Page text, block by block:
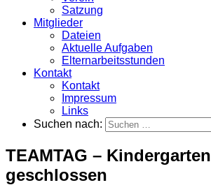
Satzung
Mitglieder
Dateien
Aktuelle Aufgaben
Elternarbeitsstunden
Kontakt
Kontakt
Impressum
Links
Suchen nach:
TEAMTAG – Kindergarten
geschlossen